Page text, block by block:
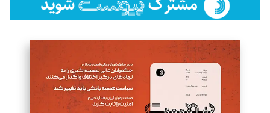
فائزه فتحی رستمی
تحریریه
سروش کرمیان
تحریریه